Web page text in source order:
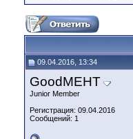
09.04.2016, 13:34
GoodMEHT
Junior Member
Регистрация: 09.04.2016
Сообщений: 1